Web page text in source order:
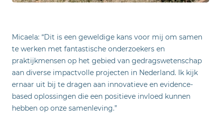
Micaela: “Dit is een geweldige kans voor mij om samen
te werken met fantastische onderzoekers en
praktijkmensen op het gebied van gedragswetenschap
aan diverse impactvolle projecten in Nederland. Ik kijk
ernaar uit bij te dragen aan innovatieve en evidence-
based oplossingen die een positieve invloed kunnen
hebben op onze samenleving.”